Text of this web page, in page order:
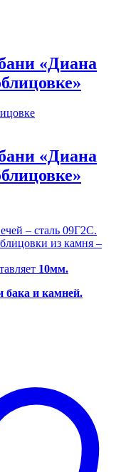
«Диана
«Диана
– сталь 09Г2С.
из камня –
10мм.
бака и камней.